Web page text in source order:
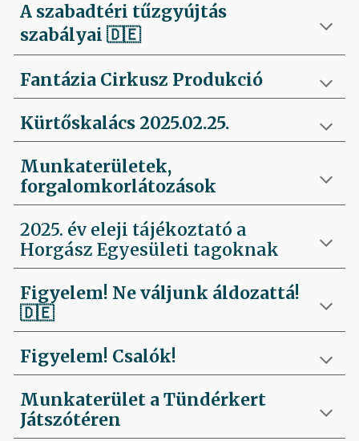
A szabadtéri tűzgyújtás
szabályai 🇩🇪
Fantázia Cirkusz Produkció
Kürtőskalács 2025.02.25.
Munkaterületek,
forgalomkorlátozások
2025. év eleji tájékoztató a
Horgász Egyesületi tagoknak
Figyelem! Ne váljunk áldozattá!
🇩🇪
Figyelem! Csalók!
Munkaterület a Tündérkert
Játszótéren